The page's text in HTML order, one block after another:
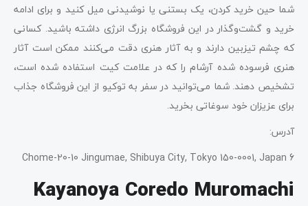
شما حین خرید کردن، یک بستنی یا نوشیدنی میل کنید و برای ادامه
خرید و گشت‌وگذار در این فروشگاه بزرگ انرژی داشته باشید. کسانی
که چشم تیزبین دارند و به آثار هنری دقت می‌کنند ممکن است آثار
هنری فرسوده شده آرشام را که در علامت کیت استفاده شده است،
تشخیص دهند. شما می‌توانید در سفر به توکیو از این فروشگاه جذاب
برای عزیزان خود سوغاتی بخرید.
آدرس:
6 Chome-20-10 Jingumae, Shibuya City, Tokyo 150-0001, Japan
Kayanoya Coredo Muromachi